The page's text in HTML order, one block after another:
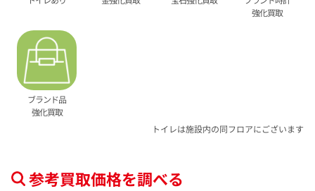
強化買取
ブランド品
強化買取
トイレは施設内の同フロアにございます
参考買取価格を調べる